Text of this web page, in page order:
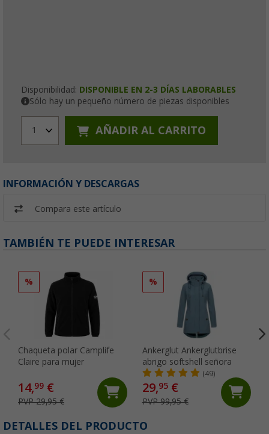
Disponibilidad: DISPONIBLE EN 2-3 DÍAS LABORABLES
Sólo hay un pequeño número de piezas disponibles
1 AÑADIR AL CARRITO
INFORMACIÓN Y DESCARGAS
Compara este artículo
TAMBIÉN TE PUEDE INTERESAR
%
Chaqueta polar Camplife
Claire para mujer
14,99 €
PVP 29,95 €
%
Ankerglut Ankerglutbrise
abrigo softshell señora
(49)
29,95€
PVP 99,95 €
DETALLES DEL PRODUCTO